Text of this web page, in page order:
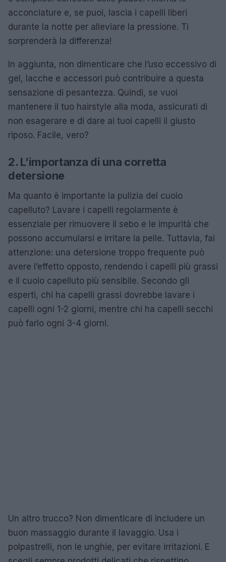
acconciature e, se puoi, lascia i capelli liberi
durante la notte per alleviare la pressione. Ti
sorprenderà la differenza!
In aggiunta, non dimenticare che l’uso eccessivo di
gel, lacche e accessori può contribuire a questa
sensazione di pesantezza. Quindi, se vuoi
mantenere il tuo hairstyle alla moda, assicurati di
non esagerare e di dare ai tuoi capelli il giusto
riposo. Facile, vero?
2. L’importanza di una corretta
detersione
Ma quanto è importante la pulizia del cuoio
capelluto? Lavare i capelli regolarmente è
essenziale per rimuovere il sebo e le impurità che
possono accumularsi e irritare la pelle. Tuttavia, fai
attenzione: una detersione troppo frequente può
avere l’effetto opposto, rendendo i capelli più grassi
e il cuoio capelluto più sensibile. Secondo gli
esperti, chi ha capelli grassi dovrebbe lavare i
capelli ogni 1-2 giorni, mentre chi ha capelli secchi
può farlo ogni 3-4 giorni.
Un altro trucco? Non dimenticare di includere un
buon massaggio durante il lavaggio. Usa i
polpastrelli, non le unghie, per evitare irritazioni. E